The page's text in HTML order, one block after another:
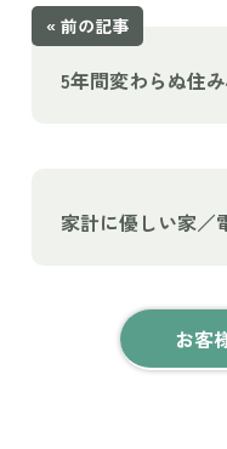
« 前の記事
5年間変わらぬ住
家計に優しい家／
お客